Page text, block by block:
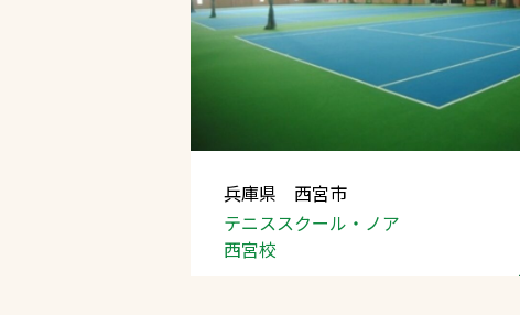
兵庫県 西宮市
テニススクール・ノア
西宮校